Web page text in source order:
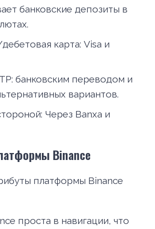
банковские депозиты в
карта: Visa и
банковским переводом и
вариантов.
Через Banxa и
Binance
платформы Binance
проста в навигации, что